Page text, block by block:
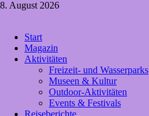
Zum
8. August 2026
Crazy4holiday
Urlaubsträume für Groß und Klein
Start
Magazin
Aktivitäten
Freizeit- und Wasserparks
Museen & Kultur
Outdoor-Aktivitäten
Events & Festivals
Reiseberichte